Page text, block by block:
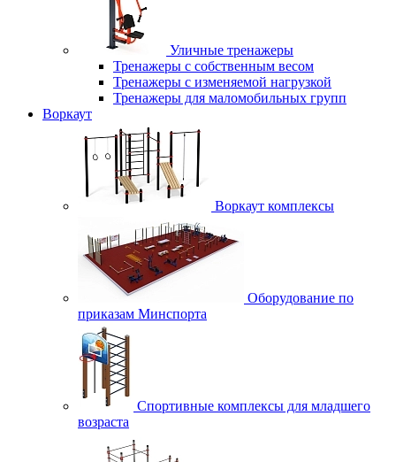
Уличные тренажеры
Тренажеры с собственным весом
Тренажеры с изменяемой нагрузкой
Тренажеры для маломобильных групп
Воркаут
Воркаут комплексы
Оборудование по
приказам Минспорта
Спортивные комплексы для младшего
возраста